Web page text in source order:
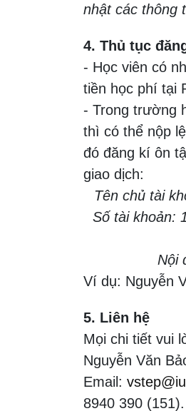
nhật các thông
4. Thủ tục
- Học viên có
tiền học phí tại
- Trong trường
thì có thể nộp
đó đăng kí ôn
giao dịch:
Tên chủ tài
Số tài khoản:
Nội
Ví dụ: Nguyễn
5. Liên hệ
Mọi chi tiết vui
Nguyễn Văn
Email:
8940 390 (151).